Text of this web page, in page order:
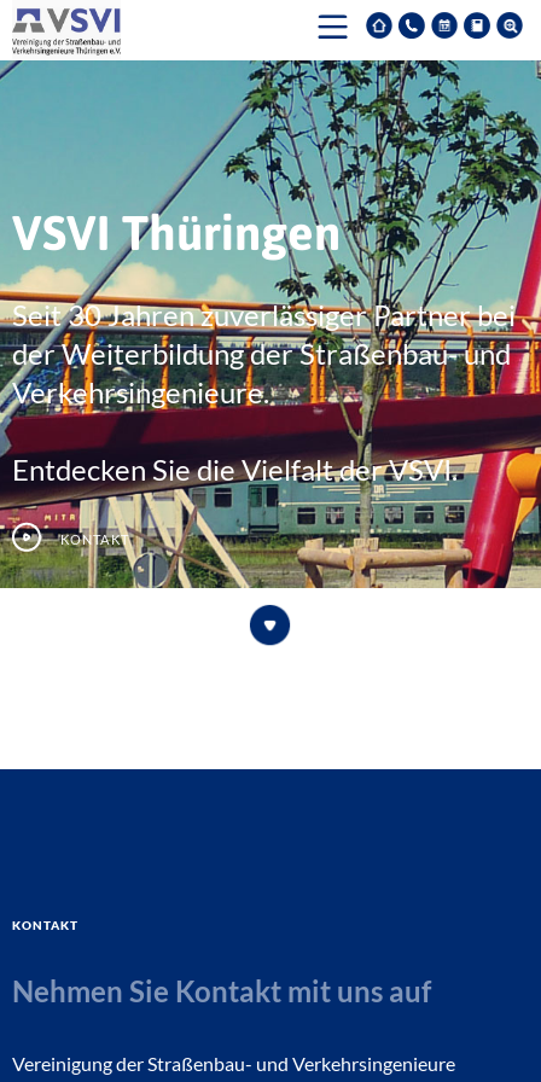
VSVI Thüringen
Seit 30 Jahren zuverlässiger Partner bei
der Weiterbildung der Straßenbau- und
Verkehrsingenieure.
Entdecken Sie die Vielfalt der VSVI.
Kontakt
Kontakt
Nehmen Sie Kontakt mit uns auf
Vereinigung der Straßenbau- und Verkehrsingenieure